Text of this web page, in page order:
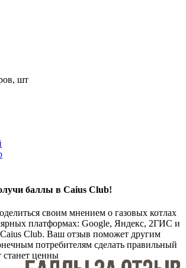
шт
баллы в Caius Club!
своим мнением о газовых котлах
платформах: Google, Яндекс, 2ГИС и
Club. Ваш отзыв поможет другим
потребителям сделать правильный
ценны